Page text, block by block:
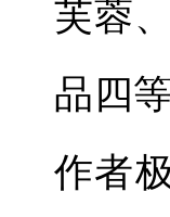
芙蓉
品四
作者